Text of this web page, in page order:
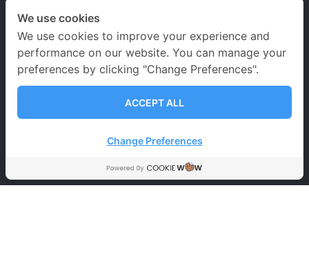
เวลาเปิด-ปิดทำการ
จันทร์ – เสาร์ 09.00-20.00 น.
อาทิตย์ 09.00-18.00 น.
วันหยุดนักขัตฤกษ์09.00-18.00 น.
นโยบายคุ้มครองข้อมูลส่วนบุคคล
ข้อตกลงและเงื่อนไขการใช้บริการ นโยบายการคุ้มครอง
We use cookies
We use cookies to improve your experience and
performance on our website. You can manage your
preferences by clicking "Change Preferences".
ACCEPT ALL
Change Preferences